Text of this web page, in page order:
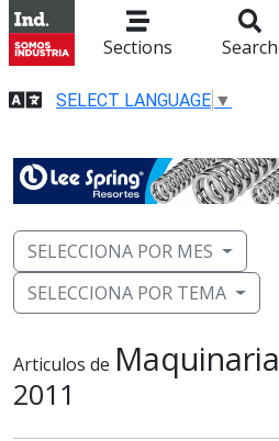
Sections Search
SELECT LANGUAGE ▼
SELECCIONA POR MES
SELECCIONA POR TEMA
Articulos de Maquinaria
2011